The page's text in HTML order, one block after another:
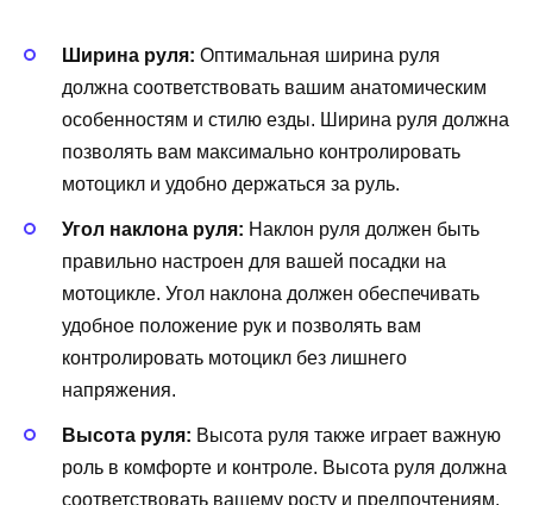
Ширина руля: Оптимальная ширина руля
должна соответствовать вашим анатомическим
особенностям и стилю езды. Ширина руля должна
позволять вам максимально контролировать
мотоцикл и удобно держаться за руль.
Угол наклона руля: Наклон руля должен быть
правильно настроен для вашей посадки на
мотоцикле. Угол наклона должен обеспечивать
удобное положение рук и позволять вам
контролировать мотоцикл без лишнего
напряжения.
Высота руля: Высота руля также играет важную
роль в комфорте и контроле. Высота руля должна
соответствовать вашему росту и предпочтениям.